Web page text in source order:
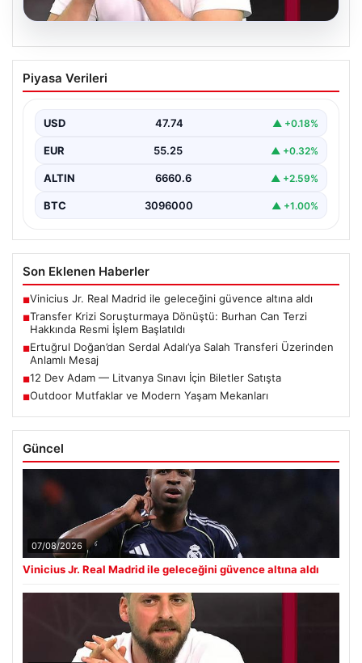
06.08.2026
Transfer Krizi Soruşturmaya Dönüştü:
Burhan Can Terzi Hakkında Resmi İşlem
Galatasaray Spor Kulübü, gerçekleştirilen transfer
iddialar nedeniyle…
Piyasa Verileri
USD 47.74 ▲ +0.18%
EUR 55.25 ▲ +0.32%
ALTIN 6660.6 ▲ +2.59%
BTC 3096000 ▲ +1.00%
Son Eklenen Haberler
■Vinicius Jr. Real Madrid ile geleceğini güvence altına aldı
■Transfer Krizi Soruşturmaya Dönüştü: Burhan Can Terzi
Hakkında Resmi İşlem Başlatıldı
■Ertuğrul Doğan’dan Serdal Adalı’ya Salah Transferi Üzerinden
Anlamlı Mesaj
■12 Dev Adam — Litvanya Sınavı İçin Biletler Satışta
■Outdoor Mutfaklar ve Modern Yaşam Mekanları
Güncel
07/08/2026
Vinicius Jr. Real Madrid ile geleceğini güvence altına aldı